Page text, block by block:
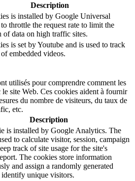
Description
is installed by Google Universal
throttle the request rate to limit the
of data on high traffic sites.
is set by Youtube and is used to track
embedded videos.
utilisés pour comprendre comment les
site Web. Ces cookies aident à fournir
du nombre de visiteurs, du taux de
etc.
Description
is installed by Google Analytics. The
to calculate visitor, session, campaign
track of site usage for the site's
The cookies store information
and assign a randomly generated
unique visitors.